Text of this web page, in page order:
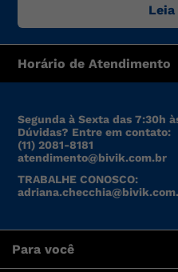
qualidade e modelo
Horário de Atendimento
Segunda à Sexta das 7:30h
Dúvidas? Entre em contato:
(11) 2081-8181
atendimento@bivik.com.br
TRABALHE CONOSCO:
Para você